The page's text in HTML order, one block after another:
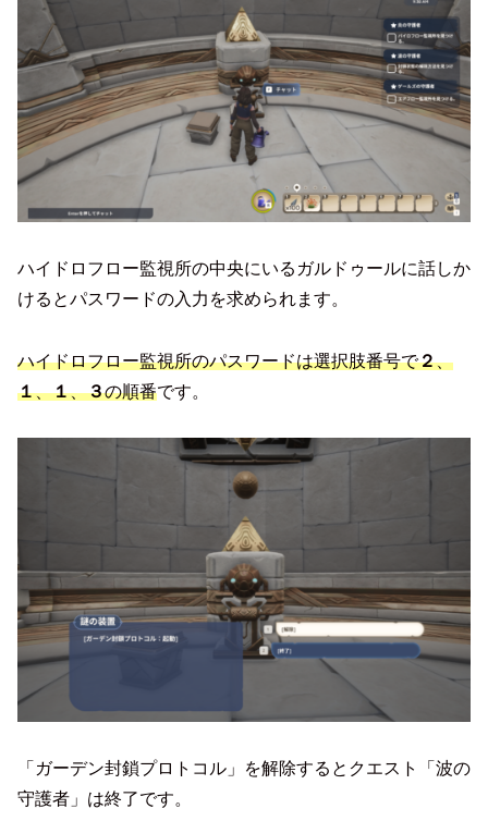
ハイドロフロー監視所の中央にいるガルドゥールに話しか
けるとパスワードの入力を求められます。
ハイドロフロー監視所のパスワードは選択肢番号で２、
１、１、３の順番です。
「ガーデン封鎖プロトコル」を解除するとクエスト「波の
守護者」は終了です。